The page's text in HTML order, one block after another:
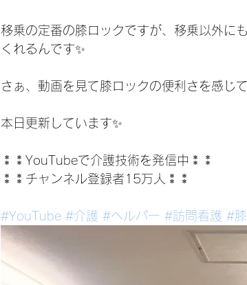
移乗の定番の膝ロックですが、移乗以外に
くれるんです✨
さぁ、動画を見て膝ロックの便利さを感じ
本日更新しています✨
⁑⁑YouTubeで介護技術を発信中⁑⁑
⁑⁑チャンネル登録者15万人⁑⁑
#YouTube #介護 #ヘルパー #訪問看護 #